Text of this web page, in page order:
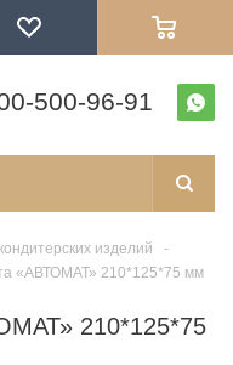
500-96-91
изделий
-
«АВТОМАТ» 210*125*75 мм
210*125*75